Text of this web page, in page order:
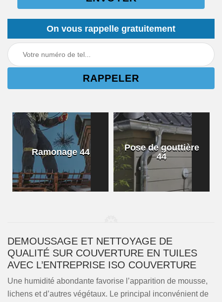
On vous rappelle gratuitement
Ramonage 44
Pose de gouttière
44
DEMOUSSAGE ET NETTOYAGE DE
QUALITÉ SUR COUVERTURE EN TUILES
AVEC L’ENTREPRISE ISO COUVERTURE
Une humidité abondante favorise l’apparition de mousse,
lichens et d’autres végétaux. Le principal inconvénient de